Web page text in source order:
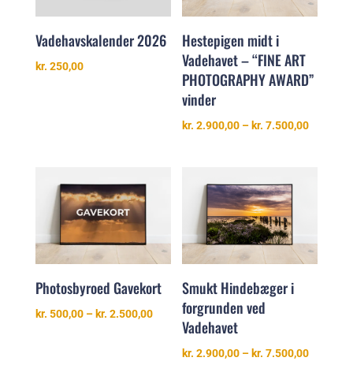
Vadehavskalender 2026
kr. 250,00
Hestepigen midt i
Vadehavet – “FINE ART
PHOTOGRAPHY AWARD”
vinder
kr. 2.900,00 – kr. 7.500,00
Photosbyroed Gavekort
kr. 500,00 – kr. 2.500,00Prisinterval:
kr. 500,00
Smukt Hindebæger i
forgrunden ved
Vadehavet
kr. 2.900,00 – kr. 7.500,00